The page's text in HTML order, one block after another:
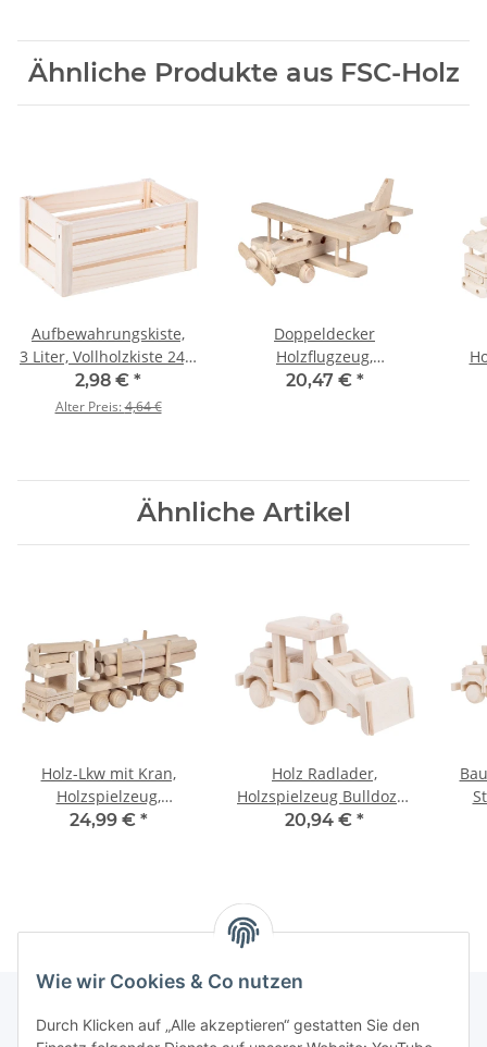
Wie wir Cookies & Co nutzen
Durch Klicken auf „Alle akzeptieren“ gestatten Sie den
Ähnliche Produkte aus FSC-Holz
Aufbewahrungskiste,
3 Liter, Vollholzkiste 24,5
x 14,5 x 12,5 cm
2,98 € *
Alter Preis:4,64 €
Doppeldecker
Holzflugzeug,
Holzspielzeug 34 x 20 x 8
20,47 € *
Ähnliche Artikel
Holz-Lkw mit Kran,
Holzspielzeug,
Kinderspielzeug,
24,99 € *
Holz Radlader,
Holzspielzeug Bulldozer
27 x 10 x 14 cm
20,94 € *